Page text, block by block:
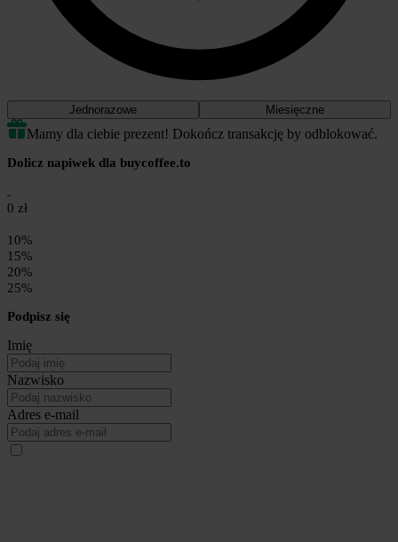
Jednorazowe Miesięczne
Mamy dla ciebie prezent! Dokończ transakcję by odblokować.
Dolicz napiwek dla buycoffee.to
0 zł
10%
15%
20%
25%
Podpisz się
Imię
Nazwisko
Adres e-mail